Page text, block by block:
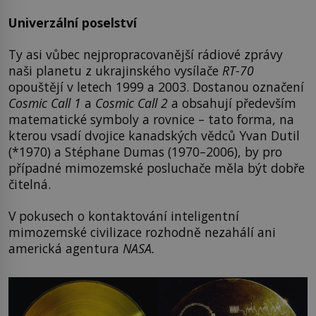
Univerzální poselství
Ty asi vůbec nejpropracovanější rádiové zprávy
naši planetu z ukrajinského vysílače RT-70
opouštějí v letech 1999 a 2003. Dostanou označení
Cosmic Call 1 a Cosmic Call 2 a obsahují především
matematické symboly a rovnice – tato forma, na
kterou vsadí dvojice kanadských vědců Yvan Dutil
(*1970) a Stéphane Dumas (1970–2006), by pro
případné mimozemské posluchače měla být dobře
čitelná.
V pokusech o kontaktování inteligentní
mimozemské civilizace rozhodně nezahálí ani
americká agentura NASA.